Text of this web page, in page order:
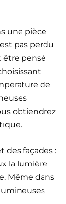
une pièce
pas perdu
être pensé
de
obtiendrez
des façades :
la lumière
Même dans